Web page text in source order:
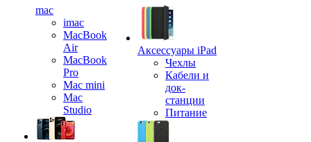
mac
imac
MacBook
Air
MacBook
Pro
Mac mini
Mac
Studio
Аксессуары iPad
Чехлы
Кабели и
док-
станции
Питание